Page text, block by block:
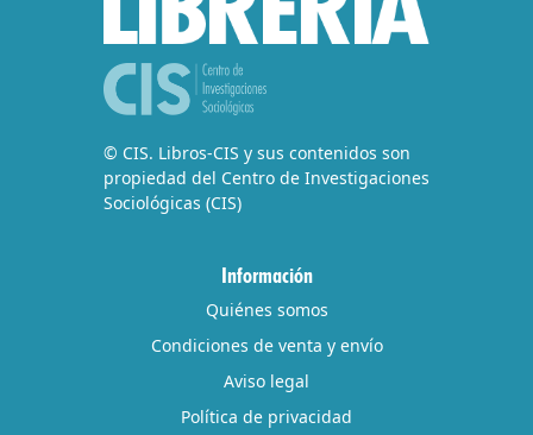
© CIS. Libros-CIS y sus contenidos son
propiedad del Centro de Investigaciones
Sociológicas (CIS)
Información
Quiénes somos
Condiciones de venta y envío
Aviso legal
Política de privacidad